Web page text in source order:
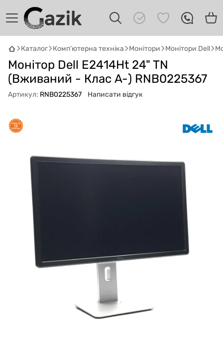
Каталог Комп'ютерна техніка Монітори Монітори Dell
Монітор Dell E2414Ht 24" TN
(Вживаний - Клас A-) RNB0225367
Артикул: RNB0225367 Написати відгук
AI
Онлайн · пошук техніки
Привіт! 👋 Я Gazik AI — допоможу